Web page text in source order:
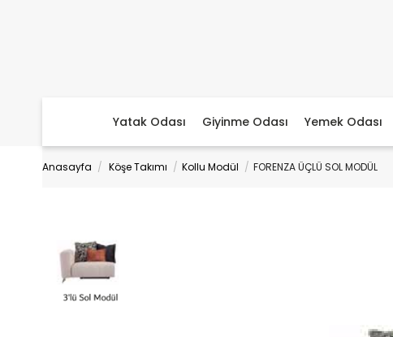
Yatak Odası Giyinme Odası Yemek Odası
Anasayfa Köşe Takımı Kollu Modül FORENZA ÜÇLÜ SOL MODÜL